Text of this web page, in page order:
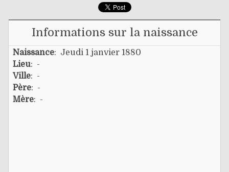
Informations sur la naissance
Naissance: Jeudi 1 janvier 1880
Lieu: -
Ville: -
Père: -
Mère: -